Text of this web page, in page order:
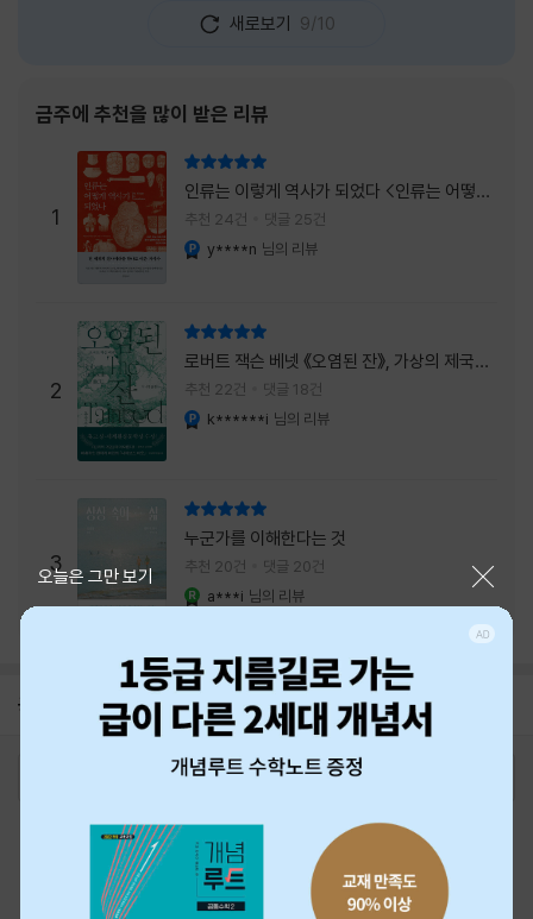
그 선택이 정말 잘한 일이었다. 첫 장부터 평범
하지 않았다. 사라진 누군가에게 보내는 메일로
흔적을 따라 낯선 나라를 여행하게 된다는 설정
이 무더운 여름을 벗어나는 피서처럼 흥미롭기
만 하다. 처음에는 단순한 추적 이야기인 줄 알
았는데, 읽을수록 전혀 다른 방향으로 흘러간
다. '왜 이런 일이 벌어졌을까?', '이 사람이 정
말 믿어도
새로보기 9/10
금주에 추천을 많이 받은 리뷰
1
인류는 이렇게 역사가 되었다 <인류는 어떻게
역사가 되었나>
추천 24건 댓글 25건
y****n 님의 리뷰
2
로버트 잭슨 베넷 《오염된 잔》, 가상의 제국이
주는 실감과 미스터리 사건의 치밀함이 이루어
내는 최상의 시너지...
추천 22건 댓글 18건
k******i 님의 리뷰
3
누군가를 이해한다는 것
추천 20건 댓글 20건
a***i 님의 리뷰
공지 26년 NBCI 수상 안내
오늘은 그만 보기
최근 본 상품
고객센터 1544-3800 티켓 1544-6399
중고샵 1566-4295
eBook 1:1문의/채팅상담
예스이십사(주) 사업자 정보